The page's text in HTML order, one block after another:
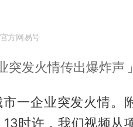
方网易号
突发火情传出爆炸声
一企业突发火情。
时许，我们视频从